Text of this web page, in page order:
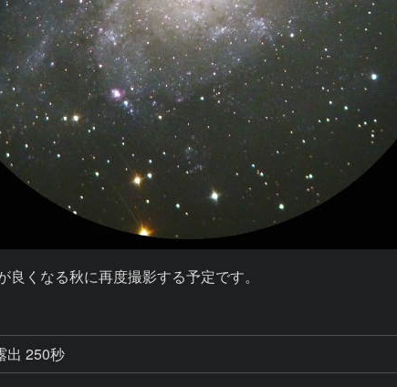
くなる秋に再度撮影する予定です。
出 250秒